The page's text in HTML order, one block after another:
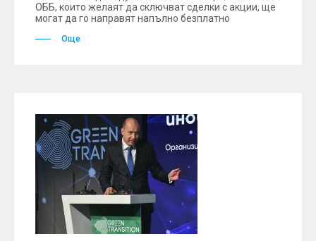
ОББ, които желаят да сключват сделки с акции, ще
могат да го направят напълно безплатно
Още